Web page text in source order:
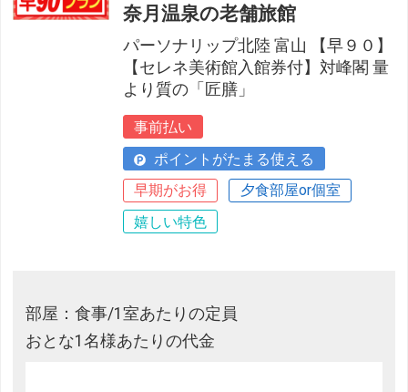
奈月温泉の老舗旅館
パーソナリップ北陸 富山 【早９０】
【セレネ美術館入館券付】対峰閣 量
より質の「匠膳」
事前払い
ポイントがたまる使える
早期がお得
夕食部屋or個室
嬉しい特色
部屋：食事/1室あたりの定員
おとな1名様あたりの代金